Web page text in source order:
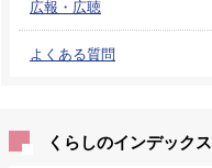
広報・広聴
よくある質問
くらしのインデックス